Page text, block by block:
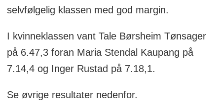
selvfølgelig klassen med god margin.
I kvinneklassen vant Tale Børsheim Tønsager
på 6.47,3 foran Maria Stendal Kaupang på
7.14,4 og Inger Rustad på 7.18,1.
Se øvrige resultater nedenfor.